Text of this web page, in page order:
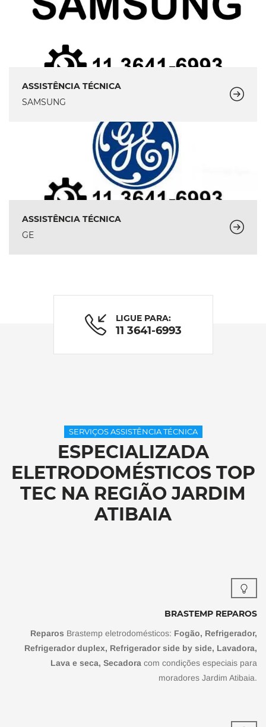
ASSISTÊNCIA TÉCNICA
SAMSUNG
ASSISTÊNCIA TÉCNICA
GE
LIGUE PARA:
11 3641-6993
SERVIÇOS ASSISTÊNCIA TÉCNICA
ESPECIALIZADA
ELETRODOMÉSTICOS TOP
TEC NA REGIÃO JARDIM
ATIBAIA
BRASTEMP REPAROS
Reparos Brastemp eletrodomésticos: Fogão, Refrigerador,
Refrigerador duplex, Refrigerador side by side, Lavadora,
Lava e seca, Secadora com condições especiais para
moradores Jardim Atibaia.